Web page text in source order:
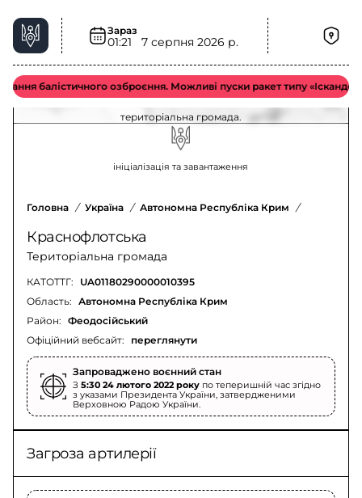
Зараз
01:21 7 серпня 2026 р.
балістичного озброєння. Можливі пуски ракет типу
Загроза артилерії у Краснофлотська
територіальна громада – актуальна ситуація
Оновлення щодо загрози артилерії у Краснофлотська
територіальна громада.
ініціалізація та завантаження
Головна / Україна / Автономна Республіка Крим /
Краснофлотська
Територіальна громада
КАТОТТГ: UA01180290000010395
Офіційний вебсайт: переглянути
Область: Автономна Республіка Крим
Район: Феодосійський
Запроваджено воєнний стан
З 5:30 24 лютого 2022 року по теперишній час згідно
з указами Президента України, затвердженими
Верховною Радою України.
Загроза артилерії